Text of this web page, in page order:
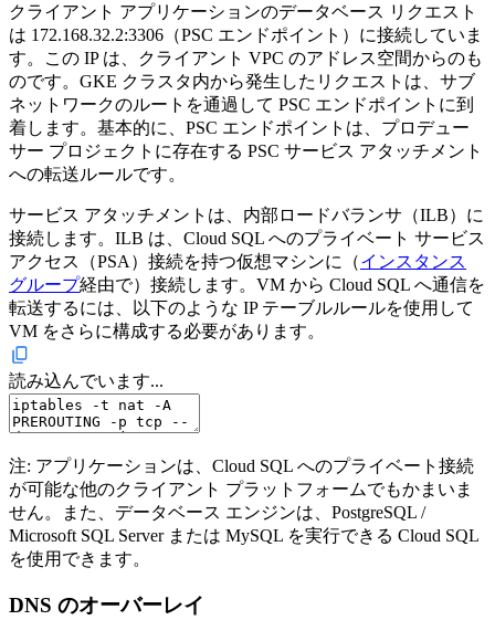
クライアント アプリケーションのデータベース リクエスト
は 172.168.32.2:3306（PSC エンドポイント）に接続していま
す。この IP は、クライアント VPC のアドレス空間からのも
のです。GKE クラスタ内から発生したリクエストは、サブ
ネットワークのルートを通過して PSC エンドポイントに到
着します。基本的に、PSC エンドポイントは、プロデュー
サー プロジェクトに存在する PSC サービス アタッチメント
への転送ルールです。
サービス アタッチメントは、内部ロードバランサ（ILB）に
接続します。ILB は、Cloud SQL へのプライベート サービス
アクセス（PSA）接続を持つ仮想マシンに（インスタンス
グループ経由で）接続します。VM から Cloud SQL へ通信を
転送するには、以下のような IP テーブルルールを使用して
VM をさらに構成する必要があります。
読み込んでいます...
注: アプリケーションは、Cloud SQL へのプライベート接続
が可能な他のクライアント プラットフォームでもかまいま
せん。また、データベース エンジンは、PostgreSQL /
Microsoft SQL Server または MySQL を実行できる Cloud SQL
を使用できます。
DNS のオーバーレイ